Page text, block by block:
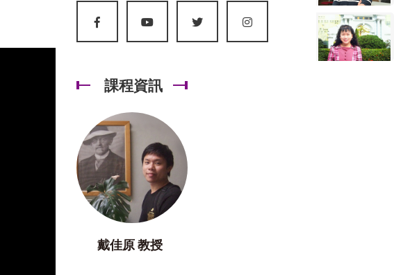
課程資訊
戴佳原 教授